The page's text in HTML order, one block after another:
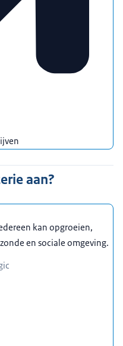
aan?
kan opgroeien,
en sociale omgeving.